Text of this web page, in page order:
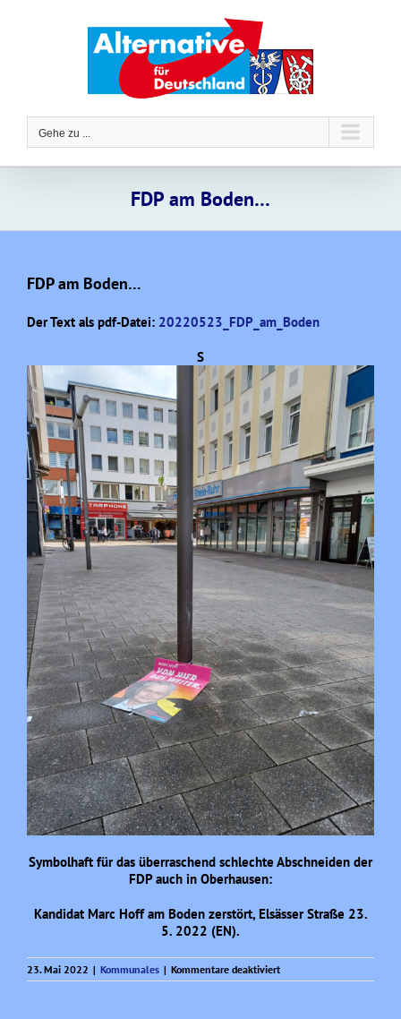
Gehe zu ...
FDP am Boden…
FDP am Boden…
Der Text als pdf-Datei: 20220523_FDP_am_Boden
S
Symbolhaft für das überraschend schlechte Abschneiden der
FDP auch in Oberhausen:
Kandidat Marc Hoff am Boden zerstört, Elsässer Straße 23.
5. 2022 (EN).
23. Mai 2022 | Kommunales | Kommentare deaktiviertfür
FDP